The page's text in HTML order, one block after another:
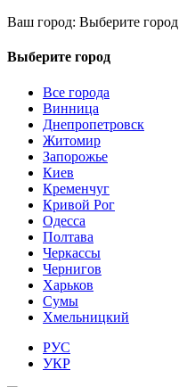
Ваш город: Выберите город
Выберите город
Все города
Винница
Днепропетровск
Житомир
Запорожье
Киев
Кременчуг
Кривой Рог
Одесса
Полтава
Черкассы
Чернигов
Харьков
Сумы
Хмельницкий
РУС
УКР